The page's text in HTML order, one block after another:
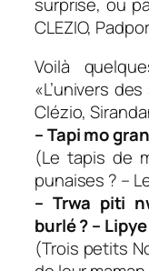
CLEZIO,
Voilà
«L’univers
Clézio,
– Tapi mo
(Le tapis de
punaises ? –
– Trwa piti
burlé ? –
(Trois petits